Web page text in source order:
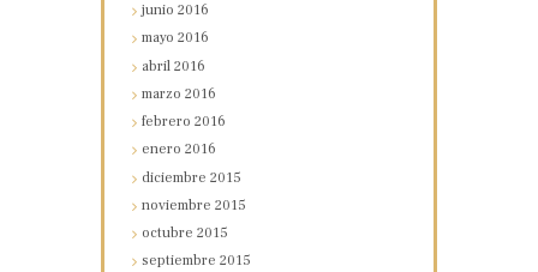
junio2016
mayo2016
abril2016
marzo2016
febrero2016
enero2016
diciembre2015
noviembre2015
octubre2015
septiembre2015